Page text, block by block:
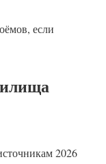
если
2026